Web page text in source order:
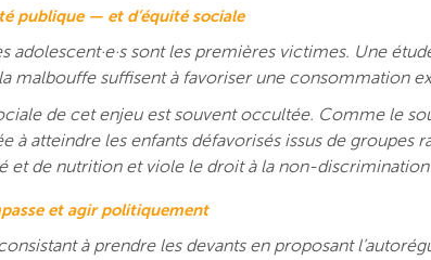
publique — et d’équité sociale
adolescent·e·s sont les premières victimes. Une
malbouffe suffisent à favoriser une consommation
de cet enjeu est souvent occultée. Comme le
à atteindre les enfants défavorisés issus de
et de nutrition et viole le droit à la non-
et agir politiquement
à prendre les devants en proposant